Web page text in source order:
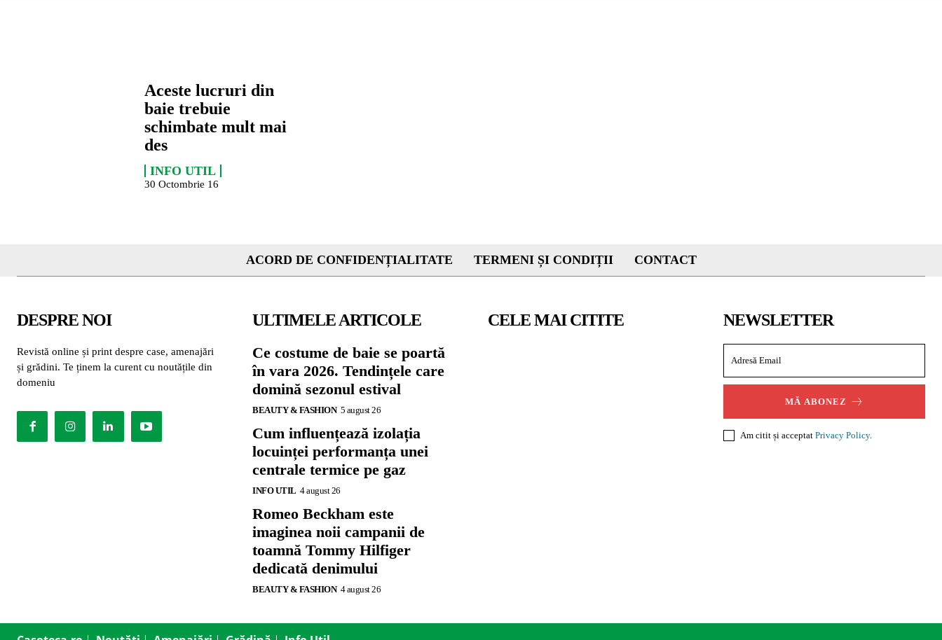
Aceste lucruri din
baie trebuie
schimbate mult mai
des
INFO UTIL
30 Octombrie 16
ACORD DE CONFIDENȚIALITATE TERMENI ȘI CONDIȚII CONTACT
DESPRE NOI
Revistă online și print despre case, amenajări
și grădini. Te ținem la curent cu noutățile din
domeniu
ULTIMELE ARTICOLE
Ce costume de baie se poartă
în vara 2026. Tendințele care
domină sezonul estival
BEAUTY & FASHION 5 august 26
Cum influențează izolația
locuinței performanța unei
centrale termice pe gaz
INFO UTIL 4 august 26
Romeo Beckham este
imaginea noii campanii de
toamnă Tommy Hilfiger
dedicată denimului
BEAUTY & FASHION 4 august 26
CELE MAI CITITE NEWSLETTER
MĂ ABONEZ
Am citit și acceptat Privacy Policy.